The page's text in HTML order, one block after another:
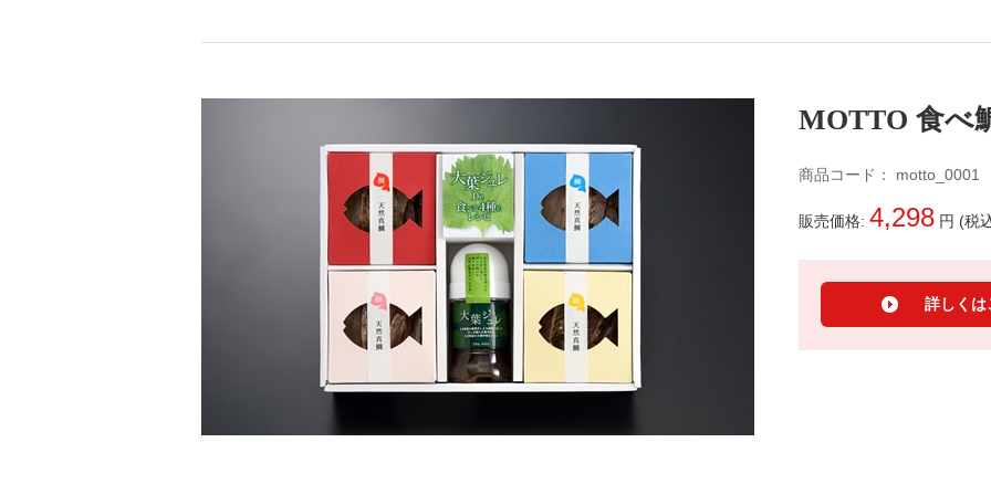
MOTTO 食べ
商品コード： motto_0001
販売価格: 4,298 円 (税
詳しくは